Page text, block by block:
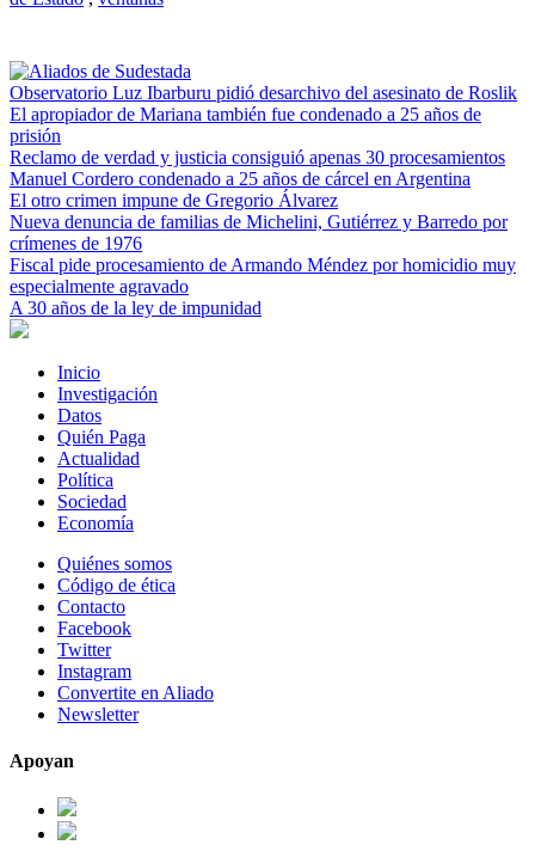
Observatorio Luz Ibarburu pidió desarchivo del asesinato de Roslik
El apropiador de Mariana también fue condenado a 25 años de
prisión
Reclamo de verdad y justicia consiguió apenas 30 procesamientos
Manuel Cordero condenado a 25 años de cárcel en Argentina
El otro crimen impune de Gregorio Álvarez
Nueva denuncia de familias de Michelini, Gutiérrez y Barredo por
crímenes de 1976
Fiscal pide procesamiento de Armando Méndez por homicidio muy
especialmente agravado
A 30 años de la ley de impunidad
Inicio
Investigación
Datos
Quién Paga
Actualidad
Política
Sociedad
Economía
Quiénes somos
Código de ética
Contacto
Facebook
Twitter
Instagram
Convertite en Aliado
Newsletter
Apoyan